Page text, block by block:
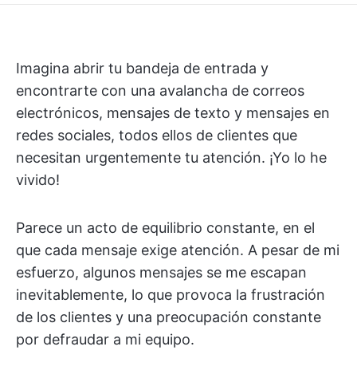
Imagina abrir tu bandeja de entrada y
encontrarte con una avalancha de correos
electrónicos, mensajes de texto y mensajes en
redes sociales, todos ellos de clientes que
necesitan urgentemente tu atención. ¡Yo lo he
vivido!
Parece un acto de equilibrio constante, en el
que cada mensaje exige atención. A pesar de mi
esfuerzo, algunos mensajes se me escapan
inevitablemente, lo que provoca la frustración
de los clientes y una preocupación constante
por defraudar a mi equipo.